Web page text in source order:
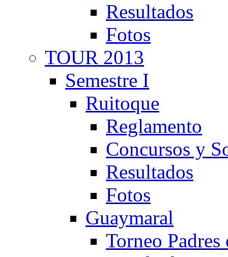
Resultados
Fotos
TOUR 2013
Semestre I
Ruitoque
Reglamento
Concursos y
Resultados
Fotos
Guaymaral
Torneo